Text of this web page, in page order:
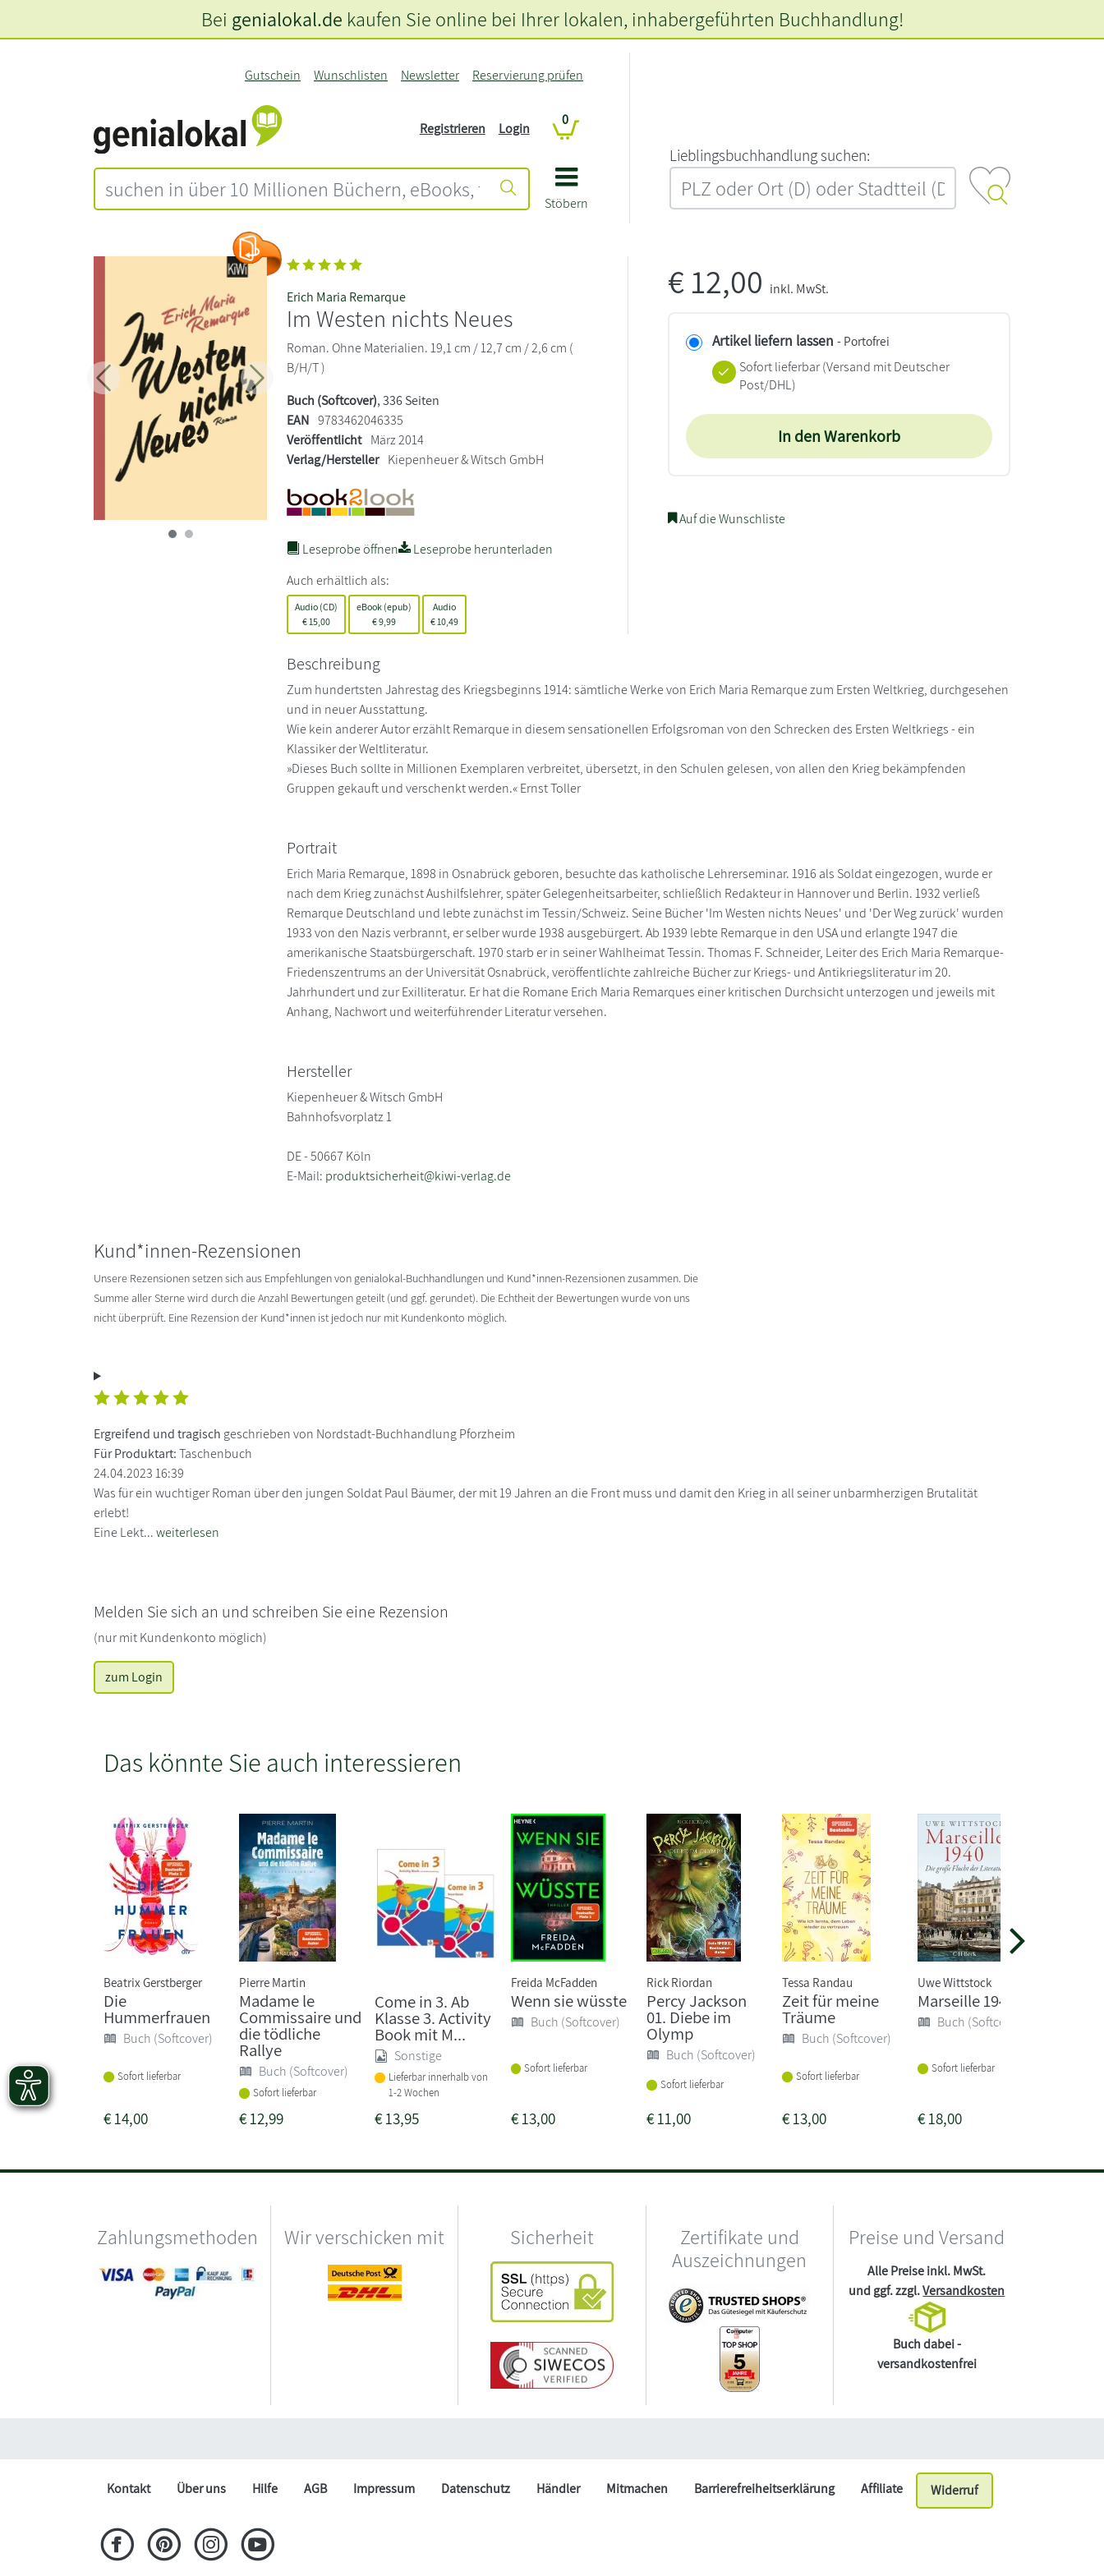
Stöbern
Gutschein Wunschlisten Newsletter Reservierung prüfen
Registrieren Login
0
L‍i‍e‍b‍l‍i‍n‍g‍s‍b‍u‍c‍h‍h‍a‍n‍d‍l‍u‍n‍g‍ ‍s‍u‍c‍h‍e‍n‍:‍
Bei genialokal.de kaufen Sie online bei Ihrer lokalen, inhabergeführten Buchhandlung!
Zurück Weiter
Erich Maria Remarque
Im Westen nichts Neues
Roman. Ohne Materialien. 19,1 cm / 12,7 cm / 2,6 cm (
B/H/T )
Buch (Softcover), 336 Seiten
EAN 9783462046335
Veröffentlicht März 2014
Verlag/Hersteller Kiepenheuer & Witsch GmbH
Leseprobe öffnen
Leseprobe herunterladen
Auch erhältlich als:
Audio (CD)
€ 15,00
eBook (epub)
€9,99
Audio
€ 10,49
€12,00 inkl. MwSt.
Artikel liefern lassen - Portofrei
Sofort lieferbar(Versand mit Deutscher
Post/DHL)
In den Warenkorb
Auf die Wunschliste
Beschreibung
Zum hundertsten Jahrestag des Kriegsbeginns 1914: sämtliche Werke von Erich Maria Remarque zum Ersten Weltkrieg, durchgesehen
und in neuer Ausstattung.
Wie kein anderer Autor erzählt Remarque in diesem sensationellen Erfolgsroman von den Schrecken des Ersten Weltkriegs - ein
Klassiker der Weltliteratur.
»Dieses Buch sollte in Millionen Exemplaren verbreitet, übersetzt, in den Schulen gelesen, von allen den Krieg bekämpfenden
Gruppen gekauft und verschenkt werden.« Ernst Toller
Portrait
Erich Maria Remarque, 1898 in Osnabrück geboren, besuchte das katholische Lehrerseminar. 1916 als Soldat eingezogen, wurde er
nach dem Krieg zunächst Aushilfslehrer, später Gelegenheitsarbeiter, schließlich Redakteur in Hannover und Berlin. 1932 verließ
Remarque Deutschland und lebte zunächst im Tessin/Schweiz. Seine Bücher 'Im Westen nichts Neues' und 'Der Weg zurück' wurden
1933 von den Nazis verbrannt, er selber wurde 1938 ausgebürgert. Ab 1939 lebte Remarque in den USA und erlangte 1947 die
amerikanische Staatsbürgerschaft. 1970 starb er in seiner Wahlheimat Tessin. Thomas F. Schneider, Leiter des Erich Maria Remarque-
Friedenszentrums an der Universität Osnabrück, veröffentlichte zahlreiche Bücher zur Kriegs- und Antikriegsliteratur im 20.
Jahrhundert und zur Exilliteratur. Er hat die Romane Erich Maria Remarques einer kritischen Durchsicht unterzogen und jeweils mit
Anhang, Nachwort und weiterführender Literatur versehen.
Hersteller
Kiepenheuer & Witsch GmbH
Bahnhofsvorplatz 1
DE - 50667 Köln
E-Mail: produktsicherheit@kiwi-verlag.de
Kund*innen-Rezensionen
Unsere Rezensionen setzen sich aus Empfehlungen von genialokal-Buchhandlungen und Kund*innen-Rezensionen zusammen. Die
Summe aller Sterne wird durch die Anzahl Bewertungen geteilt (und ggf. gerundet). Die Echtheit der Bewertungen wurde von uns
nicht überprüft. Eine Rezension der Kund*innen ist jedoch nur mit Kundenkonto möglich.
Ergreifend und tragisch geschrieben von Nordstadt-Buchhandlung Pforzheim
Für Produktart:Taschenbuch
24.04.2023 16:39
Was für ein wuchtiger Roman über den jungen Soldat Paul Bäumer, der mit 19 Jahren an die Front muss und damit den Krieg in all seiner unbarmherzigen Brutalität
erlebt!
Eine Lekt...weiterlesen
Melden Sie sich an und schreiben Sie eine Rezension
(nur mit Kundenkonto möglich)
zum Login
Das könnte Sie auch interessieren
Beatrix Gerstberger
Die
Hummerfrauen
Buch (Softcover)
Sofort lieferbar
€14,00
Pierre Martin
Madame le
Commissaire und
die tödliche
Rallye
Buch (Softcover)
Sofort lieferbar
€12,99
Come in 3. Ab
Klasse 3. Activity
Book mit M...
Sonstige
Lieferbar innerhalb von
1-2 Wochen
€13,95
Freida McFadden
Wenn sie wüsste
Buch (Softcover)
Sofort lieferbar
€13,00
Rick Riordan
Percy Jackson
01. Diebe im
Olymp
Buch (Softcover)
Sofort lieferbar
€11,00
Tessa Randau
Zeit für meine
Träume
Buch (Softcover)
Sofort lieferbar
€13,00
Uwe Wittstock
Marseille 1940
Buch (Softcover)
Sofort lieferbar
€18,00
Zahlungsmethoden Wir verschicken mit Sicherheit
Zertifikate und
Auszeichnungen
Preise und Versand
Alle Preise inkl. MwSt.
und ggf. zzgl.Versandkosten
Buch dabei -
versandkostenfrei
Kontakt Über uns Hilfe AGB Impressum Datenschutz Händler Mitmachen Barrierefreiheitserklärung Affiliate Widerruf